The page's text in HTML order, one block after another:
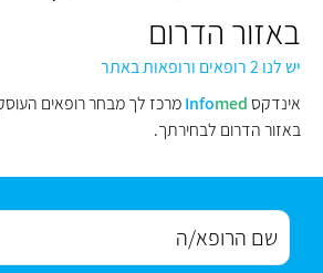
באזור הדרום
יש לנו 2 רופאים ורופאות באתר
אינדקס
Infomed
מרכז לך מבחר רופאים
באזור הדרום לבחירתך.